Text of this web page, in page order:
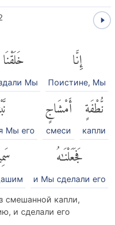
إِنَّا
Поистине, Мы
خَلَقْنَا
Мы
نُّطْفَةٍ
капли
أَمْشَاجٍ
смеси
Мы его
فَجَعَلْنَٰهُ
и Мы сделали его
смешанной капли,
и сделали его